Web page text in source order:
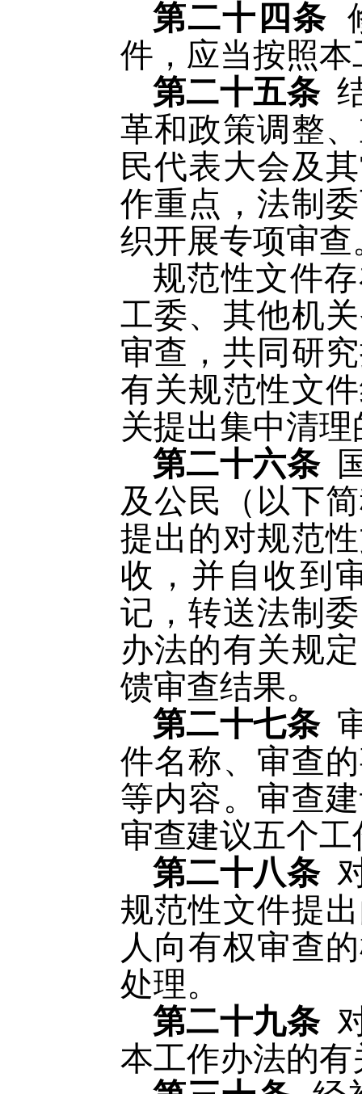
第二十四条
件，应当按照
第二十五条
革和政策调整
民代表大会及
作重点，法制
织开展专项审查
规范性文件
工委、其他机
审查，共同研
有关规范性文
关提出集中清
第二十六条
及公民（以下
提出的对规范
收，并自收到
记，转送法制
办法的有关规
馈审查结果。
第二十七条
件名称、审查
等内容。审查
审查建议五个
第二十八条
规范性文件提
人向有权审查
处理。
第二十九条
本工作办法的